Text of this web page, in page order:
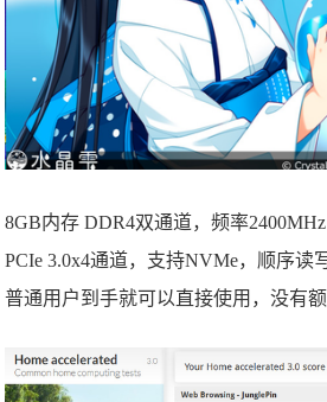
8GB内存 DDR4双通道，频率
PCIe 3.0x4通道，支持NVMe，顺序读
普通用户到手就可以直接使用，没有额